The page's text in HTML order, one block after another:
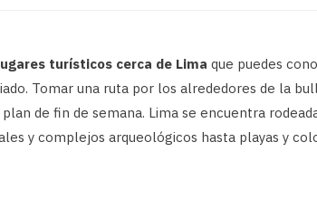
turísticos cerca de Lima que puedes
Tomar una ruta por los alrededores de la
de fin de semana. Lima se encuentra
y complejos arqueológicos hasta playas y